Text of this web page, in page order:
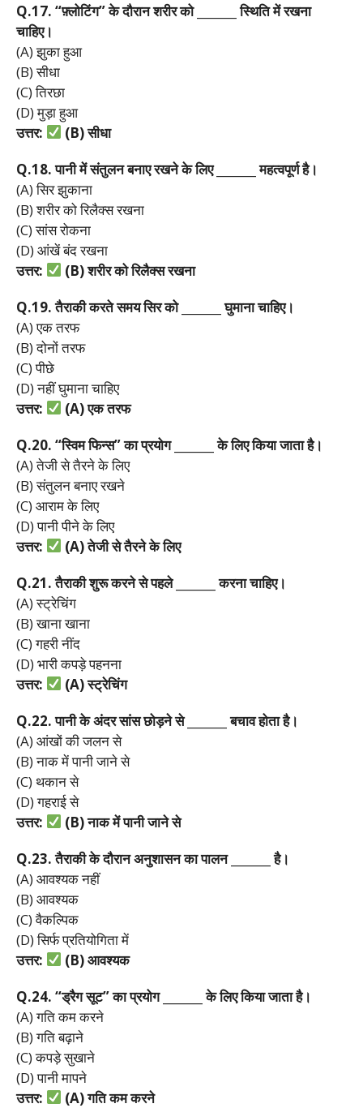
Q.17. “फ़्लोटिंग”केदौरानशरीरको _______स्थितिमेंरखना
चाहिए।
(A) झुका हुआ
(B) सीधा
(C) तिरछा
(D) मुड़ा हुआ
उत्तर:
(B)सीधा
Q.18.पानीमेंसंतुलनबनाएरखनेकेलिए _______महत्वपूर्णहै।
(A) सिर झुकाना
(B) शरीर को रिलैक्स रखना
(C) सांस रोकना
(D) आंखें बंद रखना
उत्तर:
(B)शरीरकोरिलैक्सरखना
Q.19.तैराकीकरतेसमयसिरको _______घुमानाचाहिए।
(A) एक तरफ
(B) दोनों तरफ
(C) पीछे
(D) नहीं घुमाना चाहिए
उत्तर:
(A)एकतरफ
Q.20. “स्विमफिन्स”काप्रयोग _______केलिएकियाजाताहै।
(A) तेजी से तैरने के लिए
(B) संतुलन बनाए रखने
(C) आराम के लिए
(D) पानी पीने के लिए
उत्तर:
(A)तेजीसेतैरनेकेलिए
Q.21.तैराकीशुरूकरनेसेपहले _______करनाचाहिए।
(A) स्ट्रेचिंग
(B) खाना खाना
(C) गहरी नींद
(D) भारी कपड़े पहनना
उत्तर:
(A)स्ट्रेचिंग
Q.22.पानीकेअंदरसांसछोड़नेसे _______बचावहोताहै।
(A) आंखों की जलन से
(B) नाक में पानी जाने से
(C) थकान से
(D) गहराई से
उत्तर:
(B)नाकमेंपानीजानेसे
Q.23.तैराकीकेदौरानअनुशासनकापालन _______है।
(A) आवश्यक नहीं
(B) आवश्यक
(C) वैकल्पिक
(D) सिर्फ प्रतियोगिता में
उत्तर:
(B)आवश्यक
Q.24. “ड्रैगसूट”काप्रयोग _______केलिएकियाजाताहै।
(A) गति कम करने
(B) गति बढ़ाने
(C) कपड़े सुखाने
(D) पानी मापने
उत्तर:
(A)गतिकमकरने